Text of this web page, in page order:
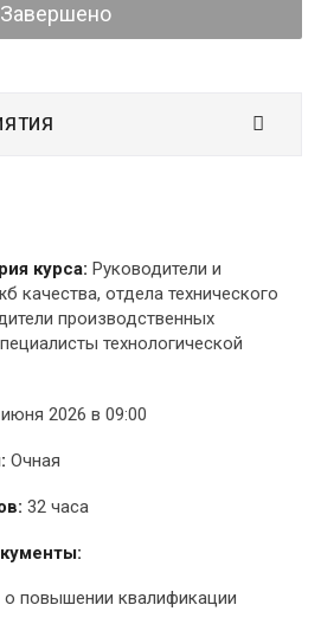
Завершено
курса: Руководители и
качества, отдела технического
производственных
технологической
2026 в 09:00
Очная
32 часа
о повышении квалификации